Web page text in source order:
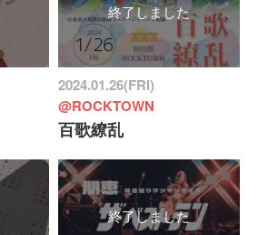
終了しました
2024.01.26(FRI)
@ROCKTOWN
百歌繚乱
終了しました